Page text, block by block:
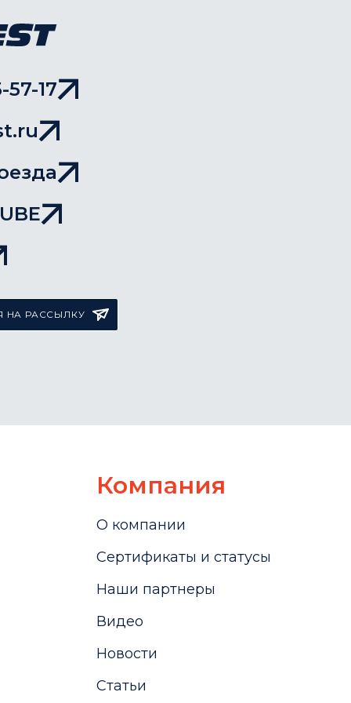
57-17
НА РАССЫЛКУ
Компания
О компании
Сертификаты и статусы
Наши партнеры
Видео
Новости
Статьи